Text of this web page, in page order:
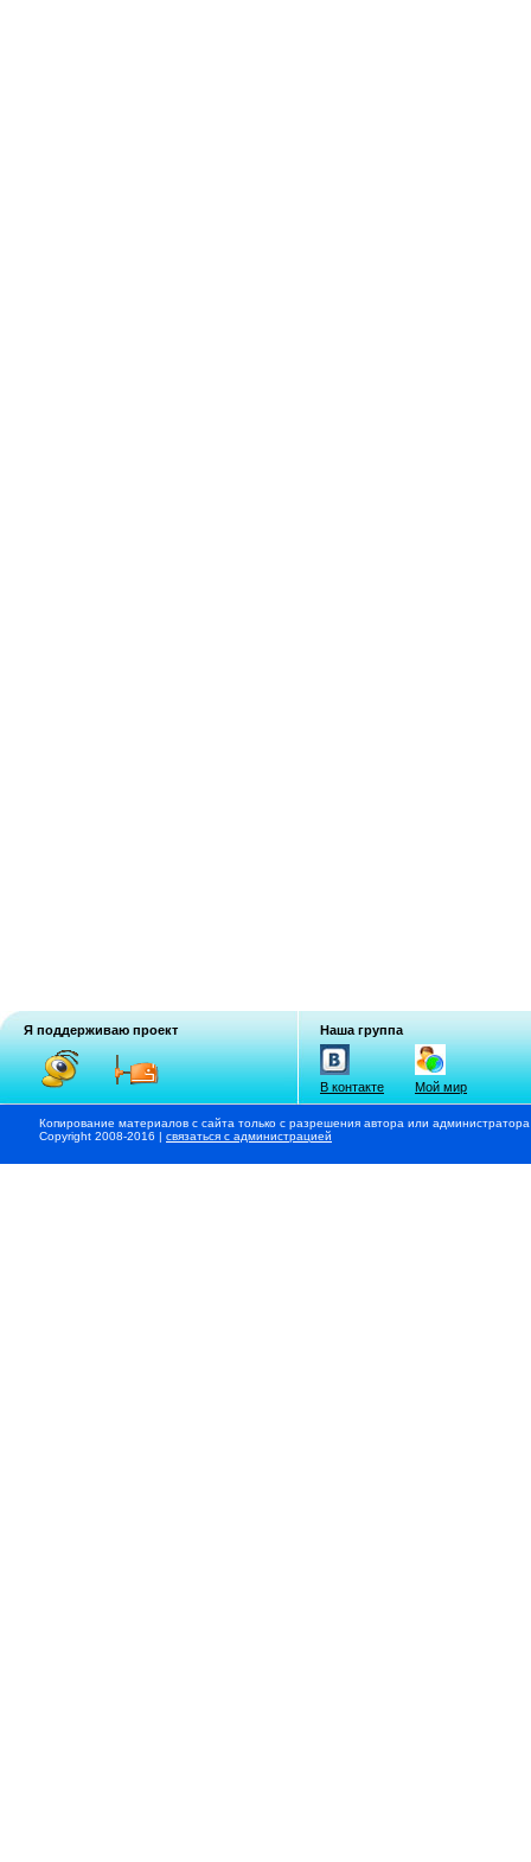
Я поддерживаю проект Наша группа
В контакте Мой мир
Копирование материалов с сайта только с разрешения автора или
Copyright 2008-2016 | связаться с администрацией